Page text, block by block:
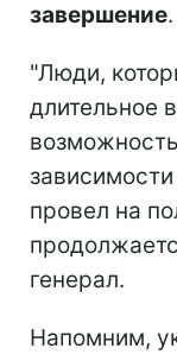
завершение.
"Люди,
длительное
провел на
генерал.
Напомним,